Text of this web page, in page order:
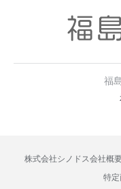
福
株式会社シノドス会社概
特